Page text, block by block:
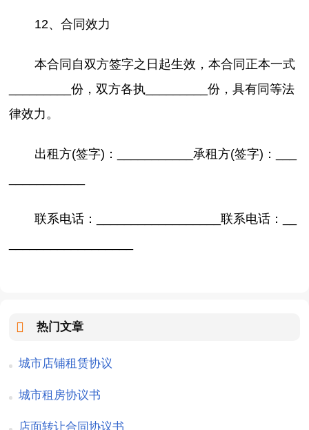
12、合同效力
本合同自双方签字之日起生效，本合同正本一式
_________份，双方各执_________份，具有同等法
律效力。
出租方(签字)：___________承租方(签字)：___
联系电话：__________________联系电话：__
热门文章
城市店铺租赁协议
城市租房协议书
店面转让合同协议书